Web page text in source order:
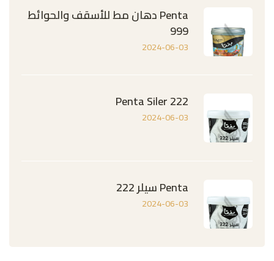
Penta دهان مط للأسقف والحوائط
999
2024-06-03
Penta Siler 222
2024-06-03
Penta سيلر 222
2024-06-03